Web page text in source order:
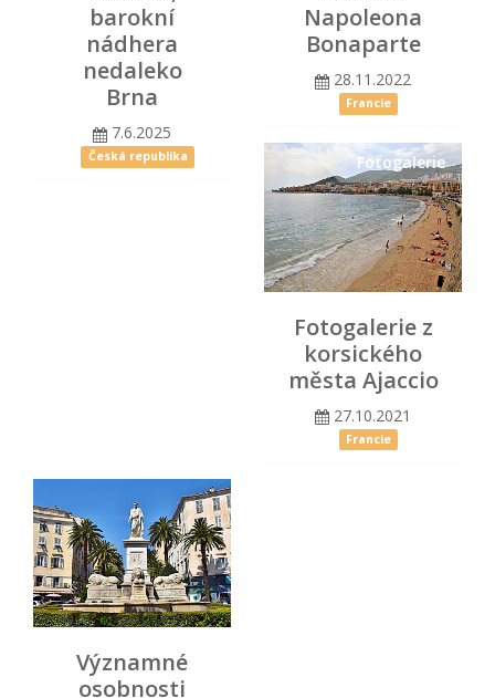
barokní
nádhera
nedaleko
Brna
7.6.2025
Česká republika
Napoleona
Bonaparte
28.11.2022
Francie
Fotogalerie
Fotogalerie z
korsického
města Ajaccio
27.10.2021
Francie
Významné
osobnosti